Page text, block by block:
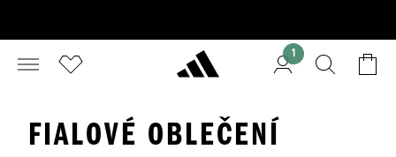
1
FIALOVÉ OBLEČENÍ